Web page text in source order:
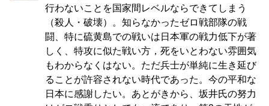
行わないことを国家間レベルならできてしまう
（殺人・破壊）。知らなかったゼロ戦部隊の戦
闘、特に硫黄島での戦いは日本軍の戦力低下が著
しく、特攻に似た戦い方，死をいとわない雰囲気
もわからなくはない。ただ兵士が単純に生き延び
ることが許容されない時代であった。今の平和な
日本に感謝したい。あとがきから、坂井氏の努力